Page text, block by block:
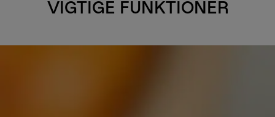
VIGTIGE FUNKTIONER